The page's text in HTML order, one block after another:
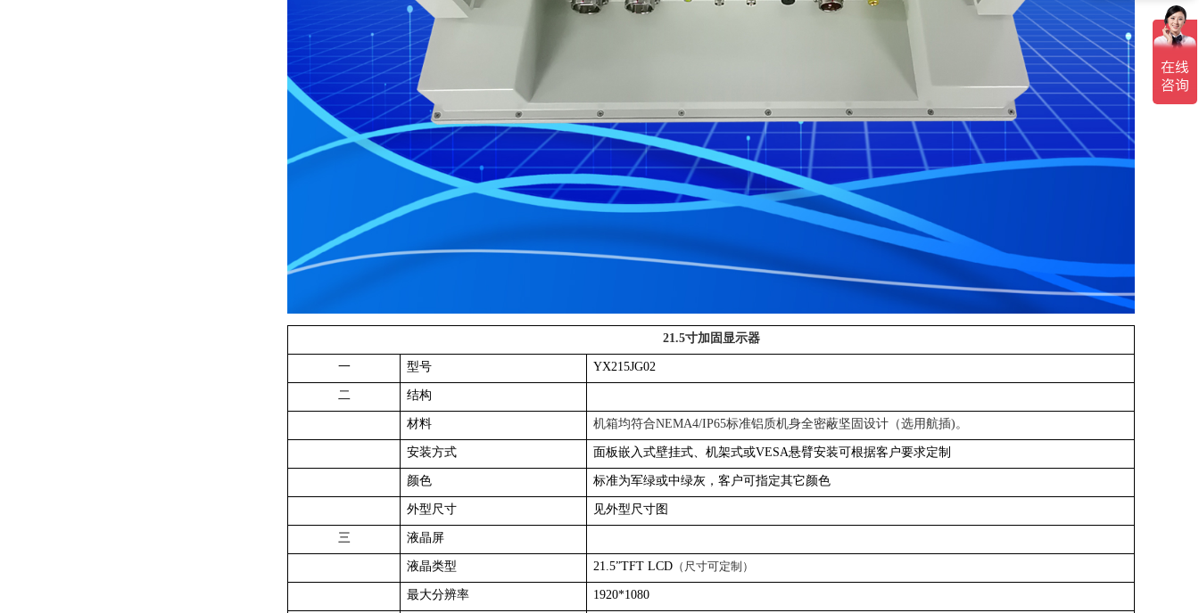
21.5寸加固显示器
一 型号 YX215JG02
二 结构
材料 机箱均符合NEMA4/IP65标准铝质机身全密蔽坚固设计 （选用航插)。
安装方式 面板嵌入式壁挂式、机架式或VESA悬臂安装可根据客户要求定制
颜色 标准为军绿或中绿灰，客户可指定其它颜色
外型尺寸 见外型尺寸图
三 液晶屏
液晶类型 21.5”TFT LCD （尺寸可定制）
最大分辨率 1920*1080